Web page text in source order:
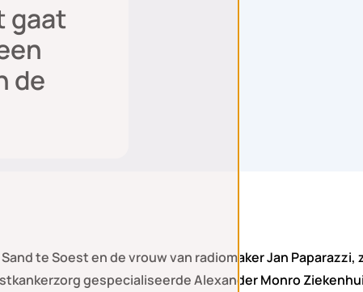
gaat
de
te Soest en de vrouw van radiomaker Jan Paparazzi,
gespecialiseerde Alexander Monro